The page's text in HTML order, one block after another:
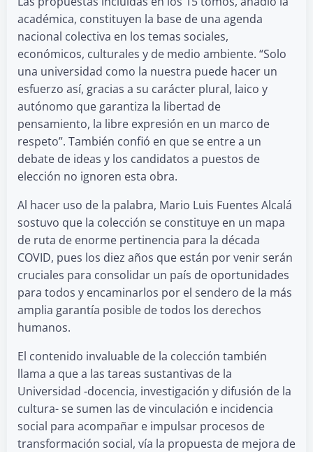
académica, constituyen la base de una agenda
nacional colectiva en los temas sociales,
económicos, culturales y de medio ambiente. “Solo
una universidad como la nuestra puede hacer un
esfuerzo así, gracias a su carácter plural, laico y
autónomo que garantiza la libertad de
pensamiento, la libre expresión en un marco de
respeto”. También confió en que se entre a un
debate de ideas y los candidatos a puestos de
elección no ignoren esta obra.
Al hacer uso de la palabra, Mario Luis Fuentes Alcalá
sostuvo que la colección se constituye en un mapa
de ruta de enorme pertinencia para la década
COVID, pues los diez años que están por venir serán
cruciales para consolidar un país de oportunidades
para todos y encaminarlos por el sendero de la más
amplia garantía posible de todos los derechos
humanos.
El contenido invaluable de la colección también
llama a que a las tareas sustantivas de la
Universidad -docencia, investigación y difusión de la
cultura- se sumen las de vinculación e incidencia
social para acompañar e impulsar procesos de
transformación social, vía la propuesta de mejora de